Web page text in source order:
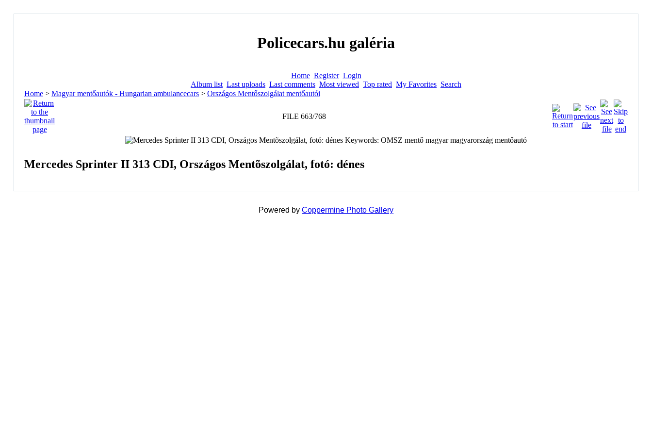
Policecars.hu galéria
Home Register Login
Album list Last uploads Last comments Most viewed Top rated My Favorites Search
Home > Magyar mentőautók - Hungarian ambulancecars > Országos Mentőszolgálat mentőautói
FILE 663/768
Mercedes Sprinter II 313 CDI, Országos Mentõszolgálat, fotó: dénes
Powered by Coppermine Photo Gallery